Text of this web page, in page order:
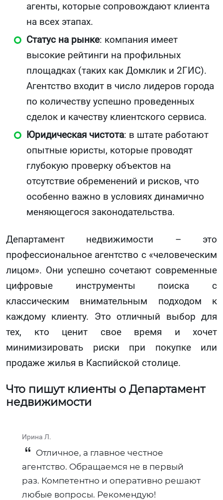
агенты, которые сопровождают клиента
на всех этапах.
Статус на рынке: компания имеет
высокие рейтинги на профильных
площадках (таких как Домклик и 2ГИС).
Агентство входит в число лидеров города
по количеству успешно проведенных
сделок и качеству клиентского сервиса.
Юридическая чистота: в штате работают
опытные юристы, которые проводят
глубокую проверку объектов на
отсутствие обременений и рисков, что
особенно важно в условиях динамично
меняющегося законодательства.
Департамент недвижимости – это
профессиональное агентство с «человеческим
лицом». Они успешно сочетают современные
цифровые инструменты поиска с
классическим внимательным подходом к
каждому клиенту. Это отличный выбор для
тех, кто ценит свое время и хочет
минимизировать риски при покупке или
продаже жилья в Каспийской столице.
Что пишут клиенты о Департамент
недвижимости
Ирина Л.
Отличное, а главное честное
агентство. Обращаемся не в первый
раз. Компетентно и оперативно решают
любые вопросы. Рекомендую!